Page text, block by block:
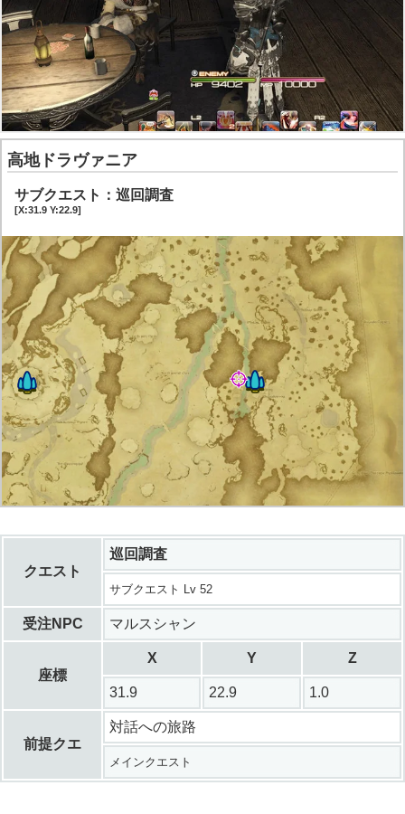
高地ドラヴァニア
サブクエスト：巡回調査
[X:31.9 Y:22.9]
クエスト
巡回調査
サブクエスト Lv 52
受注NPC マルスシャン
座標
X Y Z
31.9 22.9 1.0
前提クエ
対話への旅路
メインクエスト